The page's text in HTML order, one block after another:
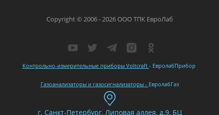
Контрольно-измерительные приборы Voltcraft - ЕвролабПрибор
Газоанализаторы и газосигнализаторы - ЕвролабГаз
г. Санкт-Петербург, Липовая аллея, д.9, БЦ
Copyright © 2006 - 2026 ООО ТПК ЕвроЛаб